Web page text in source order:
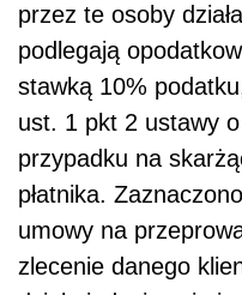
przez te osoby
podlegają
stawką 10%
ust. 1 pkt 2 ustawy
przypadku na
płatnika.
umowy na
zlecenie danego